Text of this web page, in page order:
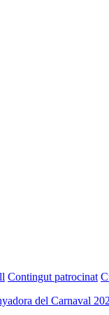
Contingut patrocinat